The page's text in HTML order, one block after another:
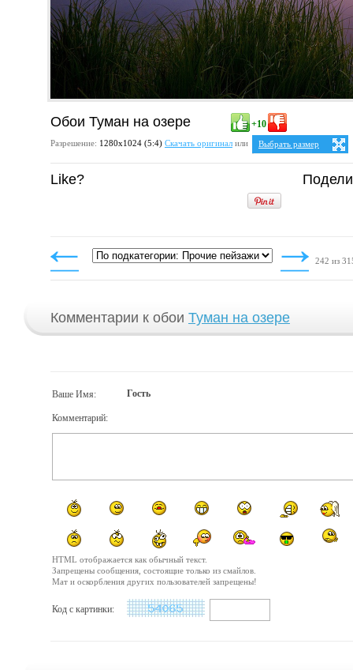
Обои Туман на озере +10
Разрешение: 1280х1024 (5:4) Скачать оригиналили
Выбрать размер
Ваше разрешение:Не
1280x1024
4:3
1024x768
Like?
242 из
Комментарии к обои Туман на озере
Ваше Имя: Гость
Комментарий:
HTML отображается как обычный текст.
Запрещены сообщения, состоящие только из смайлов.
Мат и оскорбления других пользователей запрещены!
Код с картинки: